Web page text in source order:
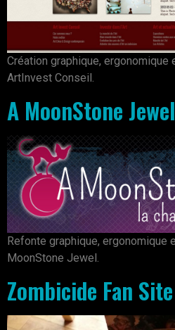
Création graphique,
ArtInvest Conseil.
A MoonStone
Refonte graphique,
MoonStone Jewel.
Zombicide Fan